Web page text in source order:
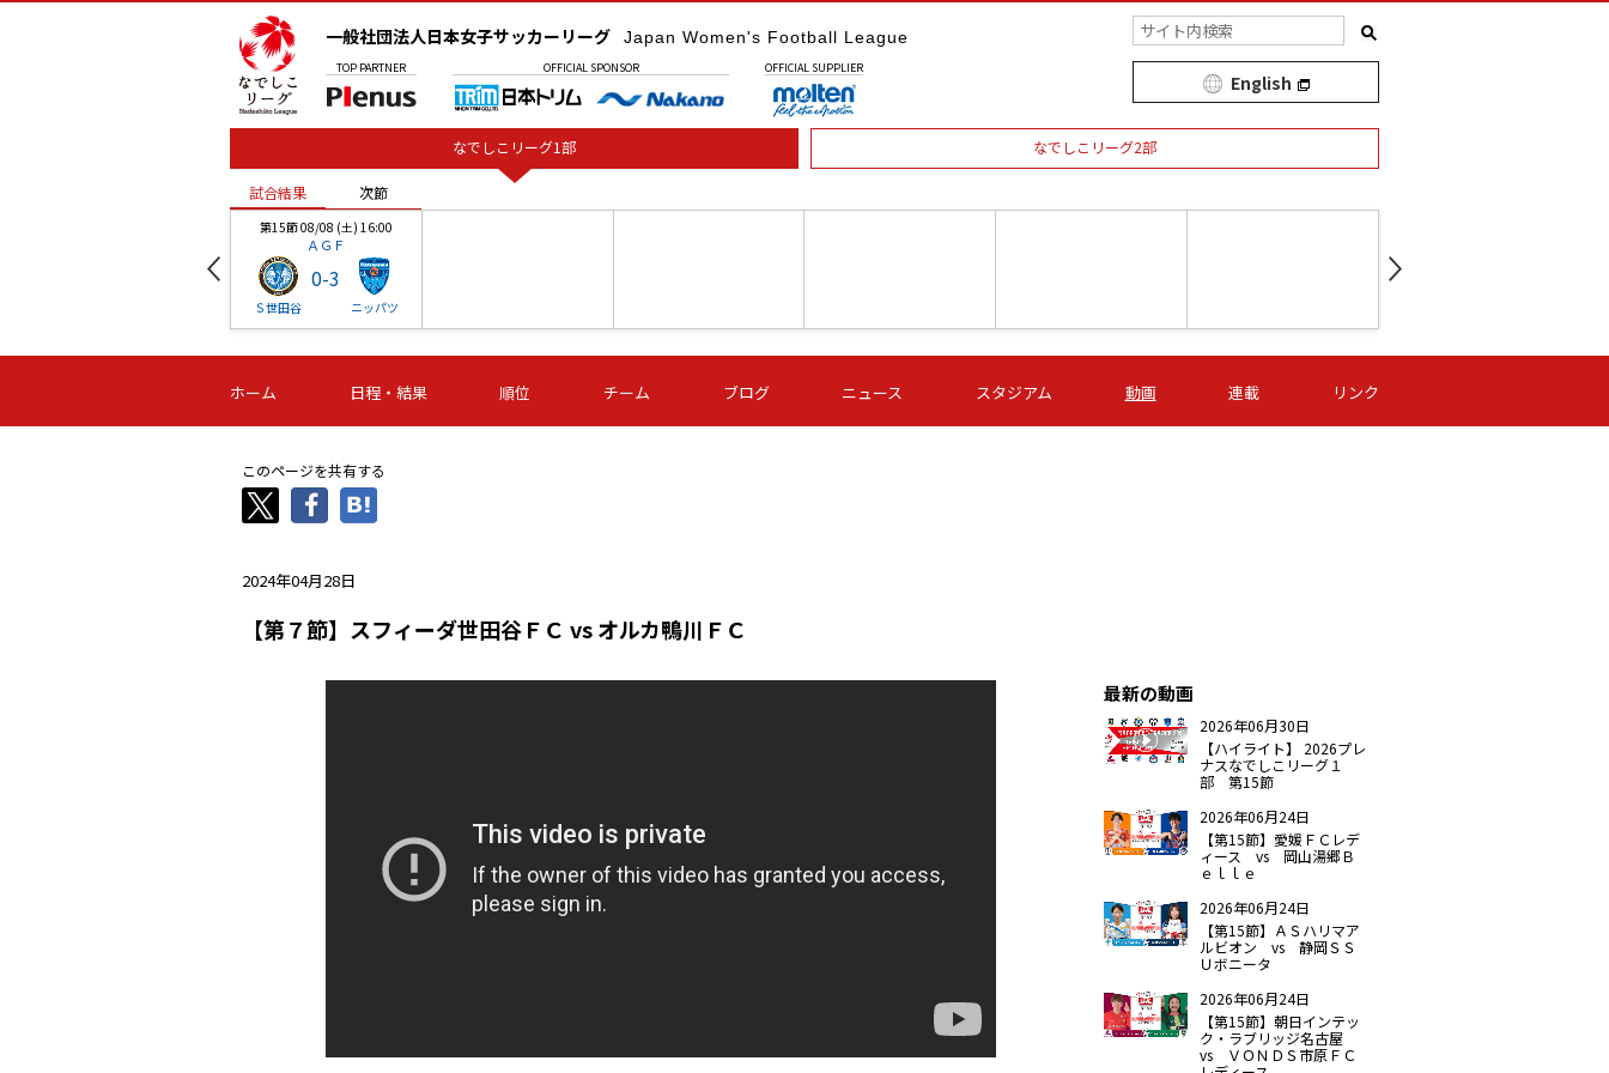
一般社団法人日本女子サッカーリーグ Japan Women's Football League
TOP PARTNER OFFICIAL SPONSOR OFFICIAL SUPPLIER
English
なでしこリーグ1部 なでしこリーグ2部
試合結果 次節
第15節 08/08 (土) 16:00
ＡＧＦ
Ｓ世田谷
0-3
ニッパツ
-
第16節 09/05 (土) 15:00
ニッパツ
ニッパツ
-
名古屋
第16節 09/05 (土) 15:00
石人の星
-
第16節 09/05 (土) 16:00
ＡＧＦ
-
いちご
-
第16節 09/06 (日) 15:00
-
第16節 09/06 (日) 15:00
- -
試合結果 次節
ホーム 日程・結果 順位 チーム ブログ ニュース スタジアム 動画 連載 リンク
このページを共有する
2024年04月28日
【第７節】スフィーダ世田谷ＦＣ vs オルカ鴨川ＦＣ
最新の動画
2026年06月30日
【ハイライト】 2026プレ
ナスなでしこリーグ１
部 第15節
2026年06月24日
【第15節】愛媛ＦＣレデ
ィース vs 岡山湯郷Ｂ
ｅｌｌｅ
2026年06月24日
【第15節】ＡＳハリマア
ルビオン vs 静岡ＳＳ
Ｕボニータ
2026年06月24日
【第15節】朝日インテッ
ク・ラブリッジ名古屋
vs ＶＯＮＤＳ市原ＦＣ